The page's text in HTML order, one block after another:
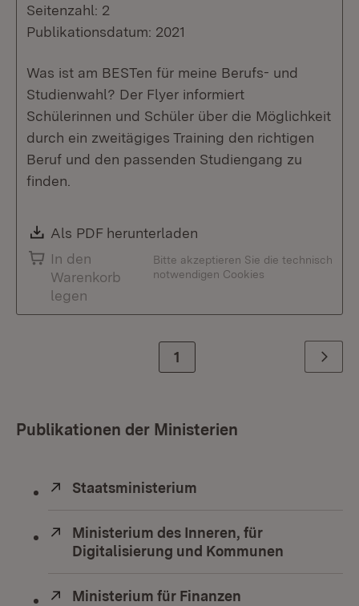
Seitenzahl: 2
Publikationsdatum: 2021
Was ist am BESTen für meine Berufs- und
Studienwahl? Der Flyer informiert
Schülerinnen und Schüler über die Möglichkeit
durch ein zweitägiges Training den richtigen
Beruf und den passenden Studiengang zu
finden.
Download:
Als PDF herunterladen
In den
Warenkorb
legen
Bitte akzeptieren Sie die technisch
notwendigen Cookies
Zur Seite
1 Weiter
Publikationen der Ministerien
Extern:
Staatsministerium
Extern:
Ministerium des Inneren, für
Digitalisierung und Kommunen
Extern:
Ministerium für Finanzen